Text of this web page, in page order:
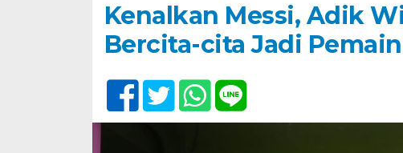
Kenalkan Messi, Adik
Bercita-cita Jadi